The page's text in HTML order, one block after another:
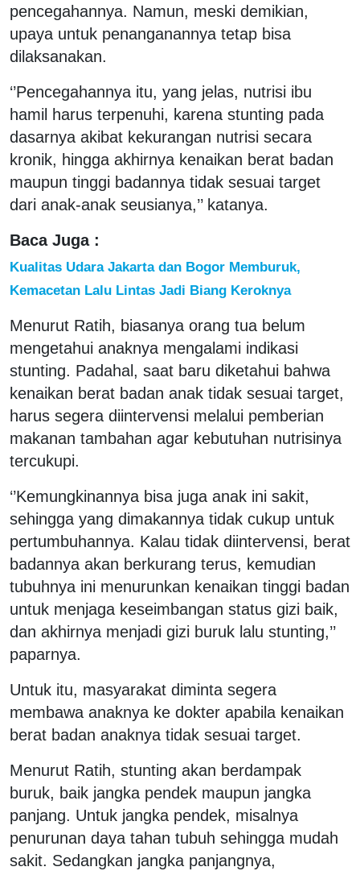
pencegahannya. Namun, meski demikian,
upaya untuk penanganannya tetap bisa
dilaksanakan.
‘’Pencegahannya itu, yang jelas, nutrisi ibu
hamil harus terpenuhi, karena stunting pada
dasarnya akibat kekurangan nutrisi secara
kronik, hingga akhirnya kenaikan berat badan
maupun tinggi badannya tidak sesuai target
dari anak-anak seusianya,’’ katanya.
Baca Juga :
Kualitas Udara Jakarta dan Bogor Memburuk,
Kemacetan Lalu Lintas Jadi Biang Keroknya
Menurut Ratih, biasanya orang tua belum
mengetahui anaknya mengalami indikasi
stunting. Padahal, saat baru diketahui bahwa
kenaikan berat badan anak tidak sesuai target,
harus segera diintervensi melalui pemberian
makanan tambahan agar kebutuhan nutrisinya
tercukupi.
‘’Kemungkinannya bisa juga anak ini sakit,
sehingga yang dimakannya tidak cukup untuk
pertumbuhannya. Kalau tidak diintervensi, berat
badannya akan berkurang terus, kemudian
tubuhnya ini menurunkan kenaikan tinggi badan
untuk menjaga keseimbangan status gizi baik,
dan akhirnya menjadi gizi buruk lalu stunting,’’
paparnya.
Untuk itu, masyarakat diminta segera
membawa anaknya ke dokter apabila kenaikan
berat badan anaknya tidak sesuai target.
Menurut Ratih, stunting akan berdampak
buruk, baik jangka pendek maupun jangka
panjang. Untuk jangka pendek, misalnya
penurunan daya tahan tubuh sehingga mudah
sakit. Sedangkan jangka panjangnya,